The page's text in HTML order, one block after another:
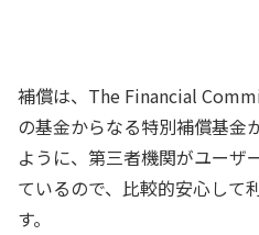
補償は、The Financial
の基金からなる特別補償基金
ように、第三者機関がユーザ
ているので、比較的安心して
す。